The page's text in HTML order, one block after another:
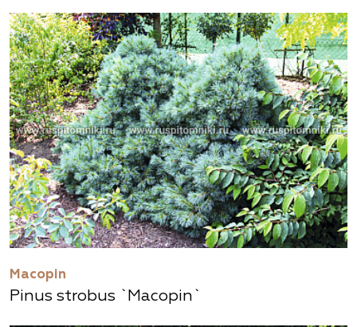
Macopin
Pinus strobus `Macopin`